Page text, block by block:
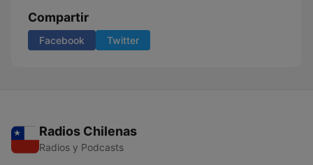
Compartir
Facebook Twitter
Radios Chilenas
Radios y Podcasts